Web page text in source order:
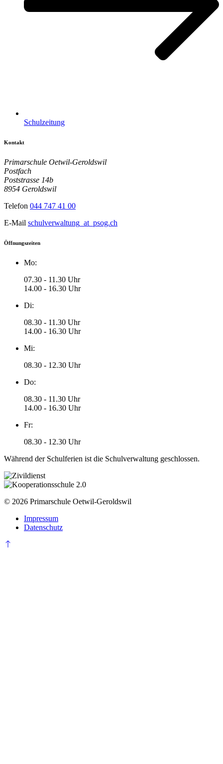
Schulzeitung
Kontakt
Primarschule Oetwil-Geroldswil
Postfach
Poststrasse 14b
8954 Geroldswil
Telefon 044 747 41 00
E-Mail schulverwaltung _at_ psog.ch
Öffnungszeiten
Mo:
07.30 - 11.30 Uhr
14.00 - 16.30 Uhr
Di:
08.30 - 11.30 Uhr
14.00 - 16.30 Uhr
Mi:
08.30 - 12.30 Uhr
Do:
08.30 - 11.30 Uhr
14.00 - 16.30 Uhr
Fr:
08.30 - 12.30 Uhr
Während der Schulferien ist die Schulverwaltung geschlossen.
© 2026 Primarschule Oetwil-Geroldswil
Impressum
Datenschutz